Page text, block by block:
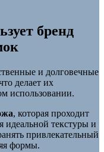
бренд
и долговечные
делает их
использовании.
, которая проходит
идеальной текстуры и
привлекательный
формы.